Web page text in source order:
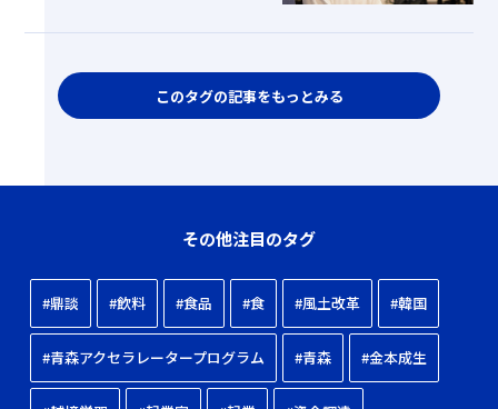
このタグの記事をもっとみる
その他注目のタグ
#鼎談 #飲料 #食品 #食 #風土改革 #韓国
#青森アクセラレータープログラム #青森 #金本成生